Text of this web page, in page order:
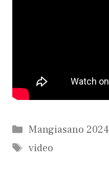
Categorie
Mangiasano 2024
Tag
video